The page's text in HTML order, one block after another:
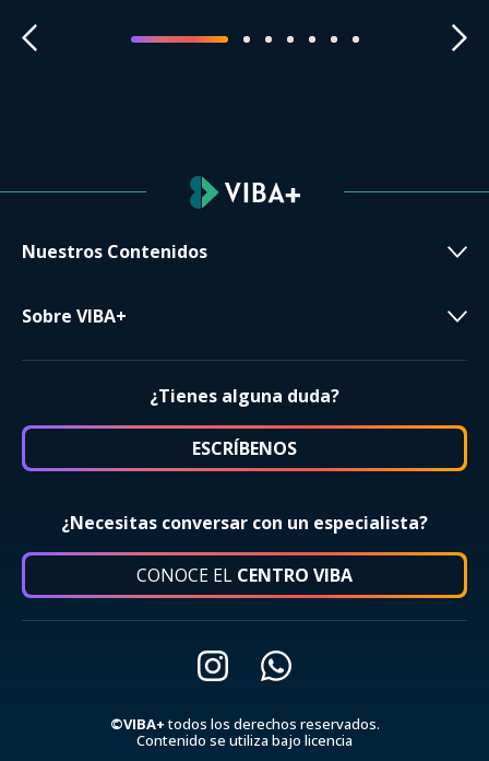
Nuestros Contenidos
Sobre VIBA+
¿Tienes alguna duda?
ESCRÍBENOS
¿Necesitas conversar con un especialista?
CONOCE EL CENTRO VIBA
©VIBA+todos los derechos reservados.
Contenido se utiliza bajo licencia